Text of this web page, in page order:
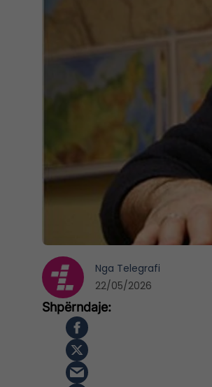
Nga Telegrafi
22/05/2026